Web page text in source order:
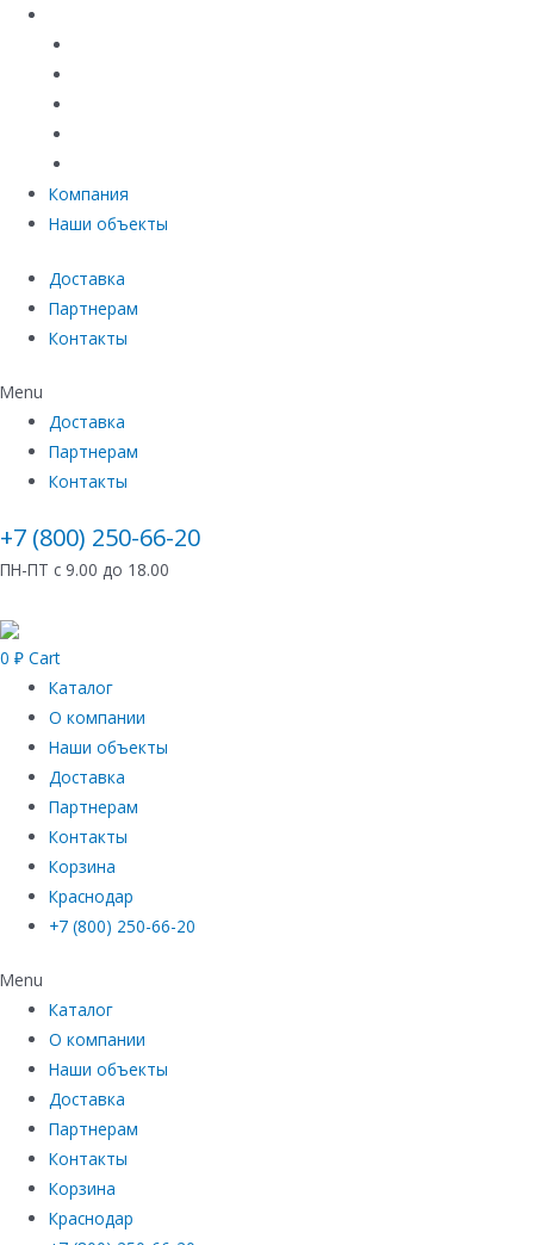
Компания
Наши объекты
Доставка
Партнерам
Контакты
Menu
Доставка
Партнерам
Контакты
+7 (800) 250-66-20
ПН-ПТ с 9.00 до 18.00
0 ₽ Cart
Каталог
О компании
Наши объекты
Доставка
Партнерам
Контакты
Корзина
Краснодар
+7 (800) 250-66-20
Menu
Каталог
О компании
Наши объекты
Доставка
Партнерам
Контакты
Корзина
Краснодар